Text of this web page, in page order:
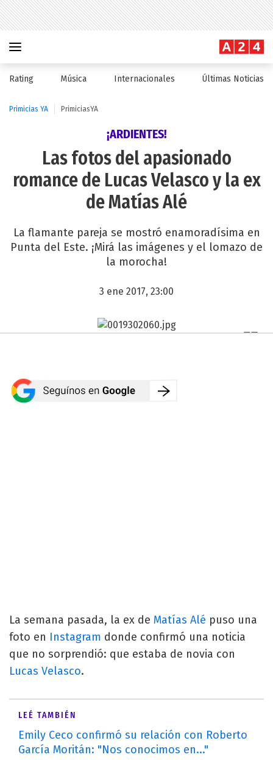
Rating Música Internacionales Últimas Noticias
Primicias YA PrimiciasYA
¡ARDIENTES!
Las fotos del apasionado
romance de Lucas Velasco y la ex
de Matías Alé
La flamante pareja se mostró enamoradísima en
Punta del Este. ¡Mirá las imágenes y el lomazo de
la morocha!
3 ene 2017, 23:00
La semana pasada, la ex de Matías Alé puso una
foto en Instagram donde confirmó una noticia
que no sorprendió: que estaba de novia con
Lucas Velasco.
LEÉ TAMBIÉN
Emily Ceco confirmó su relación con Roberto
García Moritán: "Nos conocimos en..."